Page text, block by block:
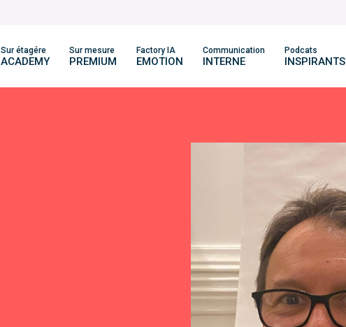
Sur étagére
ACADEMY
Sur mesure
PREMIUM
Factory IA
EMOTION
Communication
INTERNE
Podcats
INSPIRANTS